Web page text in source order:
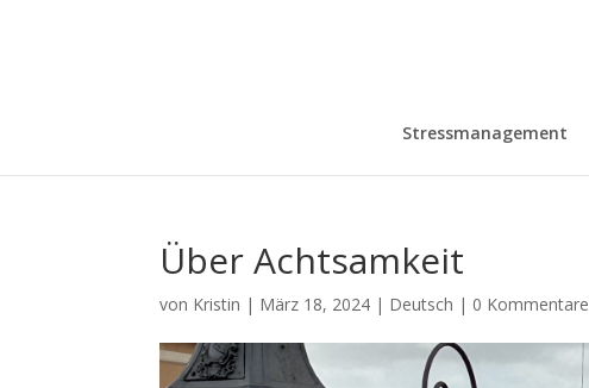
Stressmanagement
Über Achtsamkeit
von Kristin | März 18, 2024 | Deutsch | 0 Kommentare